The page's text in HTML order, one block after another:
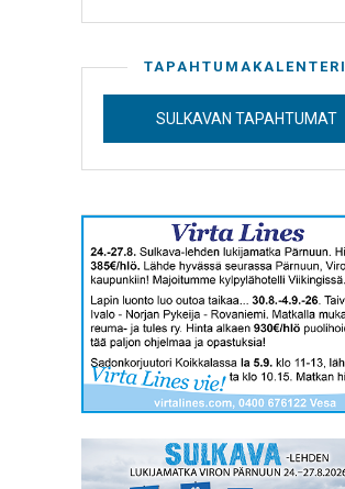
TAPAHTUMAKALENTERI
SULKAVAN TAPAHTUMAT